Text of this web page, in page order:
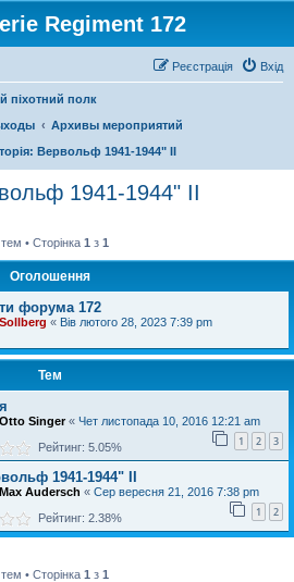
Regiment 172
Вхід
Реєстрація
піхотний полк
Архивы мероприятий
Вервольф 1941-1944" ІІ
1941-1944" ІІ
• Сторінка 1 з 1
Оголошення
форума 172
Sollberg « Вів лютого 28, 2023 7:39 pm
Тем
Otto Singer« Чет листопада 10, 2016 12:21 am
1 2 3
Рейтинг: 5.05%
1941-1944" ІІ
Max Audersch « Сер вересня 21, 2016 7:38 pm
1 2
Рейтинг: 2.38%
• Сторінка 1 з 1